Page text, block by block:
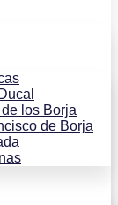
los Borja
de Borja